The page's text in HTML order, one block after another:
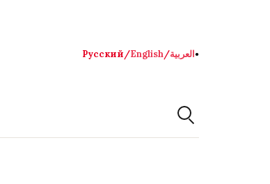
Русский/English/العربية●